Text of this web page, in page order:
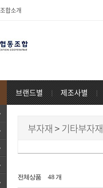
합소개
브랜드별 제조사별
부자재>기타부자재
전체상품 48 개